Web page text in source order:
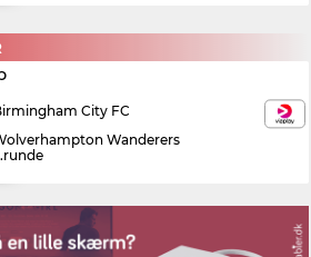
City FC
Wanderers